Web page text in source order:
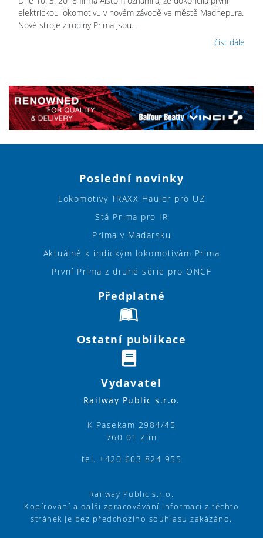
elektrickou lokomotivu v novém závodě ve městě Madhepura.
Nové stroje z rodiny Prima jsou...
číst dále
Poslední novinky
Lokomotivy TRAXX Hauler pro UZ
Stá Prima pro IR
Prima v Maďarsku
Aktuálně k indickým lokomotivám Prima
První Prima z druhé série pro ONCF
Předplatné
Ostatní publikace
Vydavatel
Railway Public s.r.o.
K Pasekám 2984/45
760 01 Zlín
tel. +420 603 824 955
Railway Public s.r.o.
Kopírování a další zpracovávání informací z těchto
stránek je bez předchozího souhlasu zakázáno.